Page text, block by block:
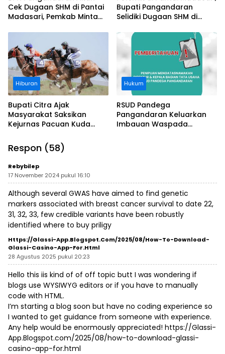
Cek Dugaan SHM di Pantai
Madasari, Pemkab Minta
Bupati Pangandaran
Selidiki Dugaan SHM di
Pantai
Hiburan
Bupati Citra Ajak
Masyarakat Saksikan
Kejurnas Pacuan Kuda
Legokjawa
Hukum
RSUD Pandega
Pangandaran Keluarkan
Imbauan Waspada
Respon (58)
Rebybilep
17 November 2024 pukul 16:10
Although several GWAS have aimed to find genetic
markers associated with breast cancer survival to date 22,
31, 32, 33, few credible variants have been robustly
identified where to buy priligy
Https://Glassi-App.Blogspot.com/2025/08/how-To-Download-
Glassi-Casino-App-For.html
28 Agustus 2025 pukul 20:23
Hello this iis kind of of off topic butt I was wondering if
blogs use WYSIWYG editors or if you have to manually
code with HTML.
I’m starting a blog soon but have no coding experience so
I wanted to get guidance from someone with experience.
Any help would be enormously appreciated! https://Glassi-
App.Blogspot.com/2025/08/how-to-download-glassi-
casino-app-for.html